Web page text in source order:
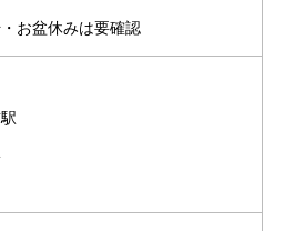
お盆休みは要確認